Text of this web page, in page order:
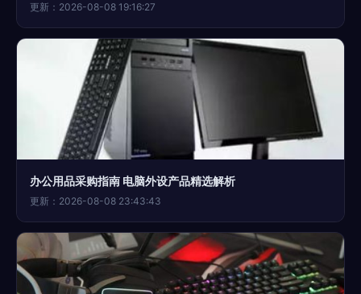
更新：2026-08-08 19:16:27
办公用品采购指南 电脑外设产品精选解析
更新：2026-08-08 23:43:43